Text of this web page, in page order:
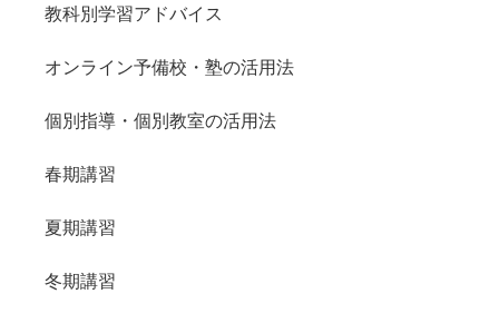
教科別学習アドバイス
オンライン予備校・塾の活用法
個別指導・個別教室の活用法
春期講習
夏期講習
冬期講習